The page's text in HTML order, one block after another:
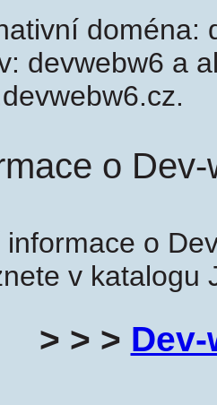
doména:
devwebw6 a
o
informace o
v katalogu
> > >